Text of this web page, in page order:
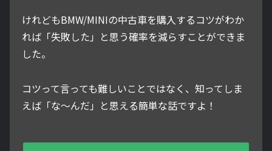
けれどもBMW/MINIの中古車を購入するコツがわか
れば「失敗した」と思う確率を減らすことができま
した。
コツって言っても難しいことではなく、知ってしま
えば「な～んだ」と思える簡単な話ですよ！